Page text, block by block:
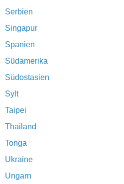
Serbien
Singapur
Spanien
Südamerika
Südostasien
Sylt
Taipei
Thailand
Tonga
Ukraine
Ungarn